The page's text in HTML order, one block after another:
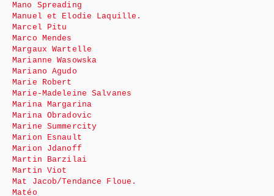
Mano Spreading
Manuel et Elodie Laquille.
Marcel Pitu
Marco Mendes
Margaux Wartelle
Marianne Wasowska
Mariano Agudo
Marie Robert
Marie-Madeleine Salvanes
Marina Margarina
Marina Obradovic
Marine Summercity
Marion Esnault
Marion Jdanoff
Martin Barzilai
Martin Viot
Mat Jacob/Tendance Floue.
Matéo